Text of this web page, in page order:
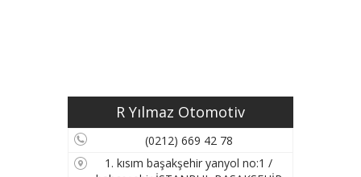
R Yılmaz Otomotiv
(0212) 669 42 78
1. kısım başakşehir yanyol no:1 /